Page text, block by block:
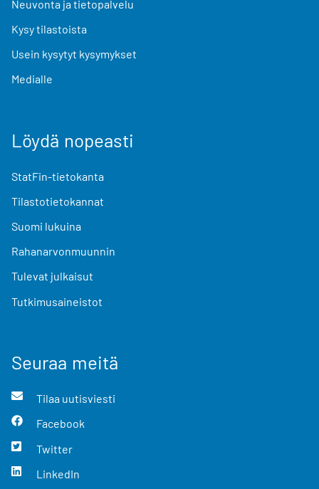
Neuvonta ja tietopalvelu
Kysy tilastoista
Usein kysytyt kysymykset
Medialle
Löydä nopeasti
StatFin-tietokanta
Tilastotietokannat
Suomi lukuina
Rahanarvonmuunnin
Tulevat julkaisut
Tutkimusaineistot
Seuraa meitä
Tilaa uutisviesti
Facebook
Twitter
LinkedIn